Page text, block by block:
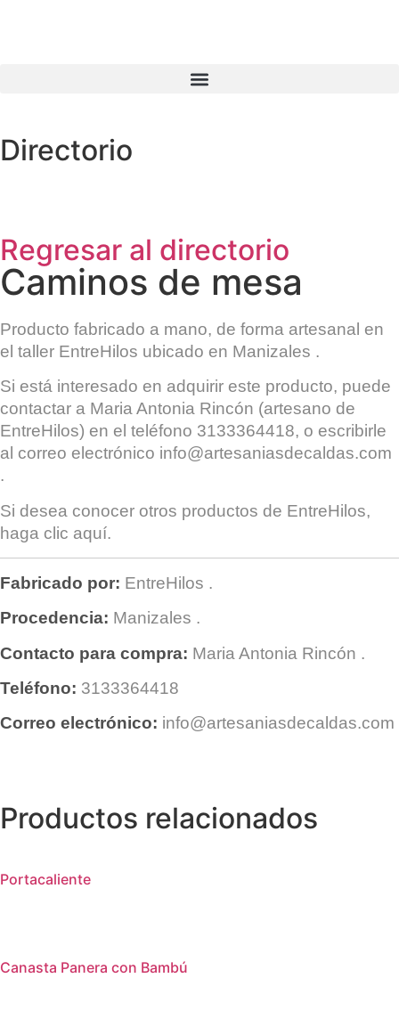
Directorio
Regresar al directorio
Caminos de mesa
Producto fabricado a mano, de forma artesanal en
el taller EntreHilos ubicado en Manizales .
Si está interesado en adquirir este producto, puede
contactar a Maria Antonia Rincón (artesano de
EntreHilos) en el teléfono 3133364418, o escribirle
al correo electrónico info@artesaniasdecaldas.com
.
Si desea conocer otros productos de EntreHilos,
haga clic aquí.
Fabricado por: EntreHilos .
Procedencia: Manizales .
Contacto para compra: Maria Antonia Rincón .
Teléfono: 3133364418
Correo electrónico: info@artesaniasdecaldas.com
Productos relacionados
Portacaliente
Canasta Panera con Bambú